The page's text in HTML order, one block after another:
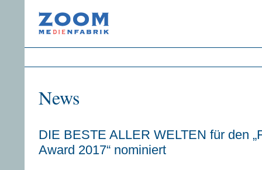
News
DIE BESTE ALLER WELTEN für den
Award 2017“ nominiert